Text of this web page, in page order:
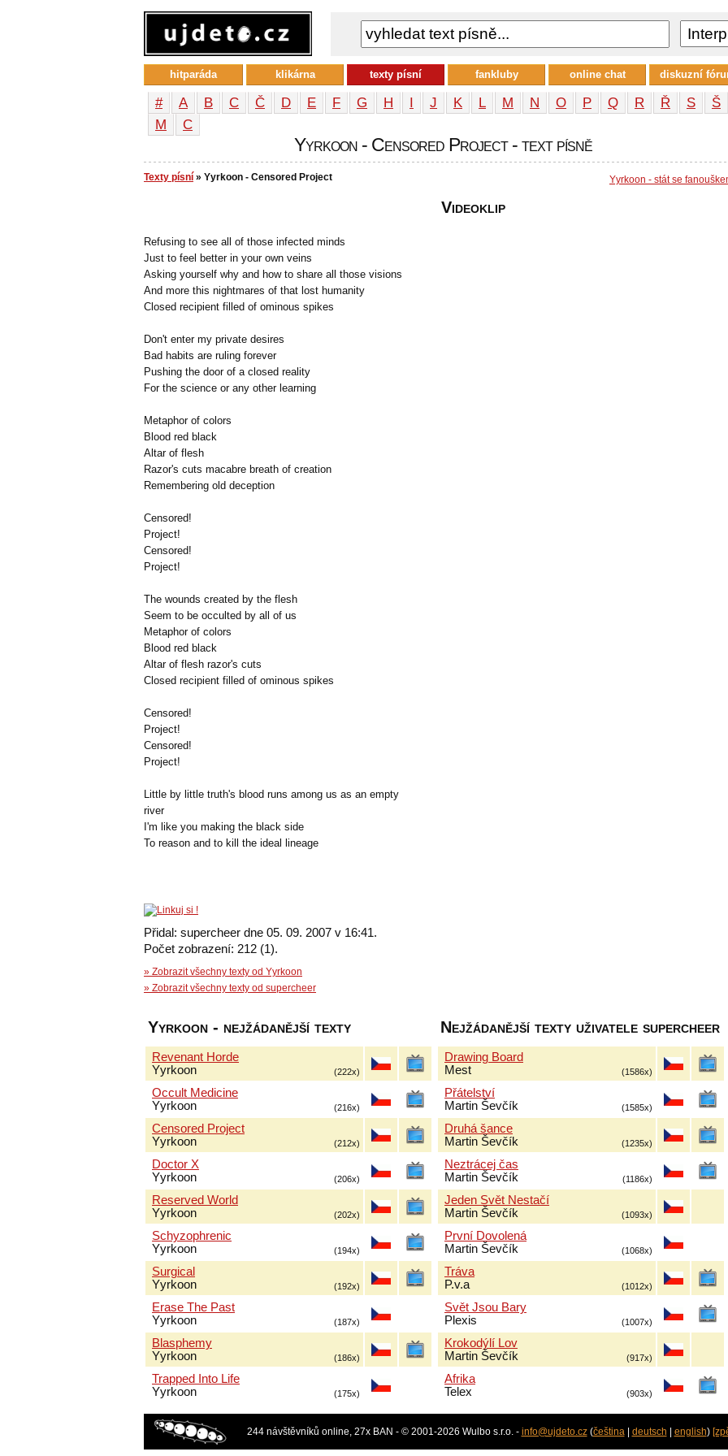
# A B C Č D E F G H I J K L M N O P Q R Ř S Š
М
С
Yyrkoon - Censored Project - text písně
Texty písní » Yyrkoon - Censored Project Yyrkoon - stát se
Refusing to see all of those infected minds
Just to feel better in your own veins
Asking yourself why and how to share all those visions
And more this nightmares of that lost humanity
Closed recipient filled of ominous spikes
Don't enter my private desires
Bad habits are ruling forever
Pushing the door of a closed reality
For the science or any other learning
Metaphor of colors
Blood red black
Altar of flesh
Razor's cuts macabre breath of creation
Remembering old deception
Censored!
Project!
Censored!
Project!
The wounds created by the flesh
Seem to be occulted by all of us
Metaphor of colors
Blood red black
Altar of flesh razor's cuts
Closed recipient filled of ominous spikes
Censored!
Project!
Censored!
Project!
Little by little truth's blood runs among us as an empty
river
I'm like you making the black side
To reason and to kill the ideal lineage
Přidal: supercheer dne 05. 09. 2007 v 16:41.
Počet zobrazení: 212 (1).
» Zobrazit všechny texty od Yyrkoon
» Zobrazit všechny texty od supercheer
Videoklip
Yyrkoon - nejžádanější texty
Revenant Horde
Yyrkoon
(222x)
Occult Medicine
Yyrkoon
(216x)
Censored Project
Yyrkoon
(212x)
Doctor X
Yyrkoon
(206x)
Reserved World
Yyrkoon
(202x)
Schyzophrenic
Yyrkoon
(194x)
Surgical
Yyrkoon
(192x)
Erase The Past
Yyrkoon
(187x)
Blasphemy
Yyrkoon
(186x)
Trapped Into Life
Yyrkoon
(175x)
Nejžádanější texty uživatele supercheer
Drawing Board
Mest
(1586x)
Přátelství
Martin Ševčík
(1585x)
Druhá šance
Martin Ševčík
(1235x)
Neztrácej čas
Martin Ševčík
(1186x)
Jeden Svět Nestačí
Martin Ševčík
(1093x)
První Dovolená
Martin Ševčík
(1068x)
Tráva
P.v.a
(1012x)
Svět Jsou Bary
Plexis
(1007x)
Krokodýlí Lov
Martin Ševčík
(917x)
Afrika
Telex
(903x)
hitparáda klikárna texty písní fankluby online chat diskuzní
244 návštěvníků online, 27x BAN - © 2001-2026 Wulbo s.r.o. - info@ujdeto.cz(čeština| deutsch english)